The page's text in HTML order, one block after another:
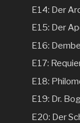
E14: Der
E15: Der
E16:
E17:
E18:
E19: Dr.
E20: Der